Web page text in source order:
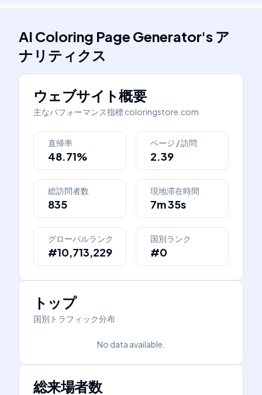
AI Coloring Page Generator's ア
ナリティクス
ウェブサイト概要
主なパフォーマンス指標coloringstore.com
直帰率
48.71%
ページ / 訪問
2.39
総訪問者数
835
現地滞在時間
7m 35s
グローバルランク
#10,713,229
国別ランク
#0
トップ
国別トラフィック分布
No data available.
総来場者数